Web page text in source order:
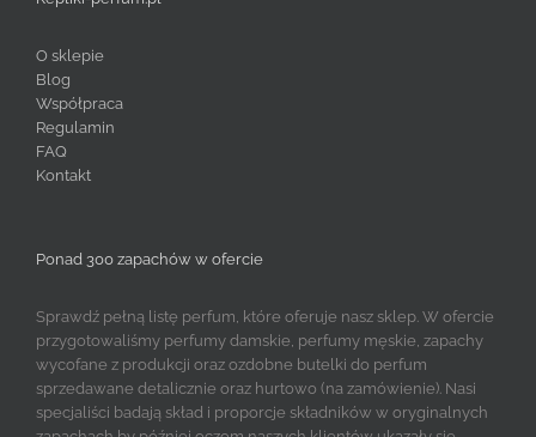
O sklepie
Blog
Współpraca
Regulamin
FAQ
Kontakt
Ponad 300 zapachów w ofercie
Sprawdź pełną listę perfum, które oferuje nasz sklep. W ofercie
przygotowaliśmy perfumy damskie, perfumy męskie, zapachy
wycofane z produkcji oraz ozdobne butelki do perfum
sprzedawane detalicznie oraz hurtowo (na zamówienie). Nasi
specjaliści badają skład i proporcje składników w oryginalnych